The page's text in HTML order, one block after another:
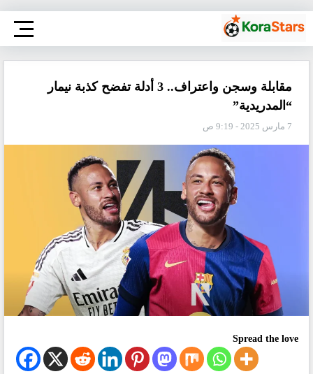
مقابلة وسجن واعتراف.. 3 أدلة تفضح كذبة نيمار
“المدريدية”
7 مارس 2025 - 9:19 ص
Spread the love